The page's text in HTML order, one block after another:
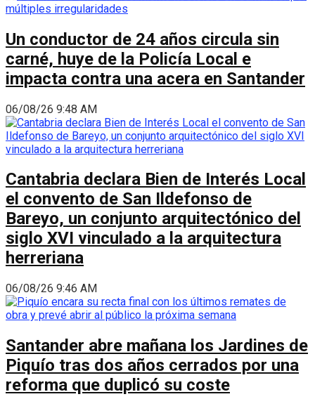
Un conductor de 24 años circula sin
carné, huye de la Policía Local e
impacta contra una acera en Santander
06/08/26 9:48 AM
Cantabria declara Bien de Interés Local
el convento de San Ildefonso de
Bareyo, un conjunto arquitectónico del
siglo XVI vinculado a la arquitectura
herreriana
06/08/26 9:46 AM
Santander abre mañana los Jardines de
Piquío tras dos años cerrados por una
reforma que duplicó su coste